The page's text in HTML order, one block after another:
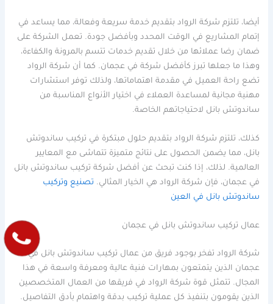
أيضا، تلتزم شركة الرواد بتقديم خدمة سريعة وفعالة، مما يساعد في
إتمام المشاريع في الوقت المحدد وبأفضل جودة. تعمل الشركة على
ضمان رضا عملائها من خلال تقديم خدمات تتسم بالمرونة والكفاءة،
وهذا ما جعلها تبرز كأفضل شركة في عجمان. كما أن شركة الرواد
تضع راحة العميل في مقدمة اهتماماتها، ولذلك توفر استشارات
مهنية مجانية لمساعدة العملاء في اختيار الأنواع المناسبة من
ساندوتش بانل لاحتياجاتهم الخاصة.
كذلك، تلتزم شركة الرواد بتقديم حلول مبتكرة في تركيب ساندوتش
بانل، مما يضمن الحصول على نتائج متميزة تتماشى مع المعايير
العالمية. لذلك، إذا كنت تبحث عن أفضل شركة تركيب ساندوتش بانل
في عجمان، فإن شركة الرواد هي الخيار المثالي. تصنيع وتركيب
ساندوتش بانل في العين
عمال تركيب ساندوتش بانل في عجمان
شركة الرواد تفخر بوجود فريق من عمال تركيب ساندوتش بانل في
عجمان الذين يتمتعون بمهارات فنية عالية ومعرفة واسعة في هذا
المجال. تتمثل قوة شركة الرواد في فريقها من العمال المتخصصين
الذين يقومون بتنفيذ كل عملية تركيب بدقة واهتمام بأدق التفاصيل.